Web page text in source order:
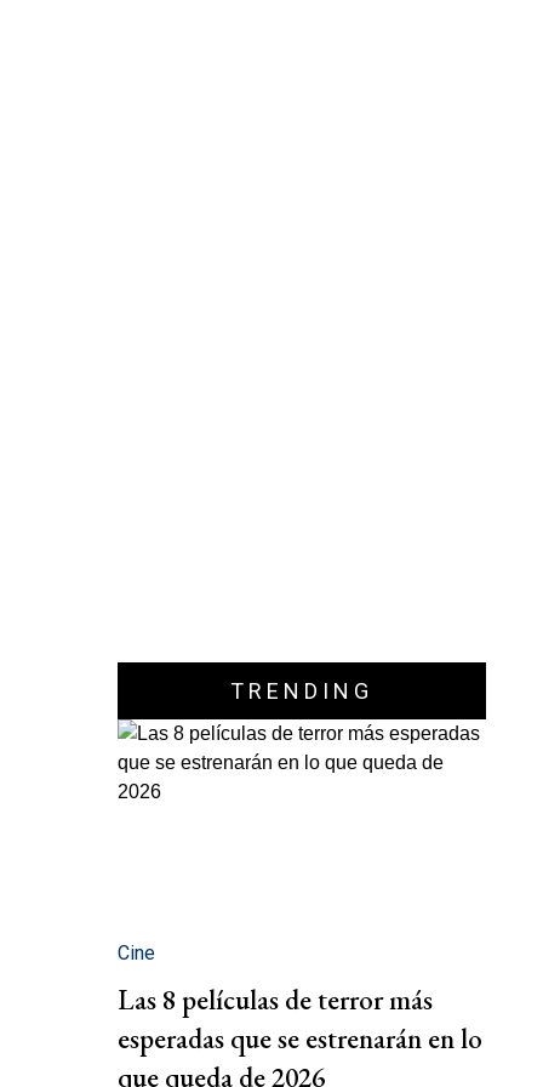
TRENDING
Cine
Las 8 películas de terror más
esperadas que se estrenarán en lo
que queda de 2026